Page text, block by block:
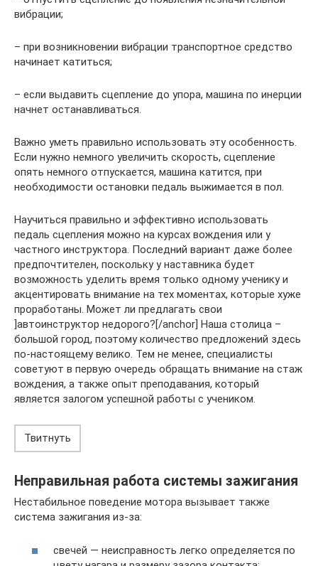
вибрации;
– при возникновении вибрации транспортное средство
начинает катиться;
– если выдавить сцепление до упора, машина по инерции
начнет останавливаться.
Важно уметь правильно использовать эту особенность.
Если нужно немного увеличить скорость, сцепление
опять немного отпускается, машина катится, при
необходимости остановки педаль выжимается в пол.
Научиться правильно и эффективно использовать
педаль сцепления можно на курсах вождения или у
частного инструктора. Последний вариант даже более
предпочтителен, поскольку у наставника будет
возможность уделить время только одному ученику и
акцентировать внимание на тех моментах, которые хуже
проработаны. Может ли предлагать свои
]автоинструктор недорого?[/anchor] Наша столица –
большой город, поэтому количество предложений здесь
по-настоящему велико. Тем не менее, специалисты
советуют в первую очередь обращать внимание на стаж
вождения, а также опыт преподавания, который
является залогом успешной работы с учеником.
Твитнуть
Неправильная работа системы зажигания
Нестабильное поведение мотора вызывает также
система зажигания из-за:
свечей — неисправность легко определяется по